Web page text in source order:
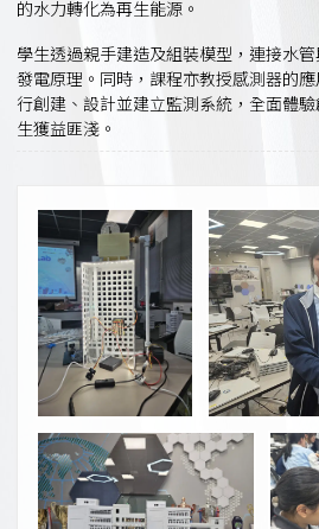
的水力轉化為再生能源。
學生透過親手建造及組裝模型，連接水
發電原理。同時，課程亦教授感測器的
行創建、設計並建立監測系統，全面體
生獲益匪淺。